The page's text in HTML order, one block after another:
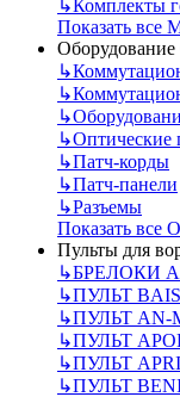
↳Комплекты
Показать все
↳
↳
↳
↳Оптические
↳Патч-корды
↳Патч-панели
↳Разъемы
Показать все
Пульты для
↳БРЕЛОКИ
↳ПУЛЬТ
↳ПУЛЬТ AN-
↳ПУЛЬТ
↳ПУЛЬТ
↳ПУЛЬТ